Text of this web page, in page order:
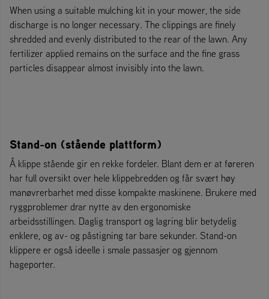
When using a suitable mulching kit in your mower, the side
discharge is no longer necessary. The clippings are finely
shredded and evenly distributed to the rear of the lawn. Any
fertilizer applied remains on the surface and the fine grass
particles disappear almost invisibly into the lawn.
Stand-on (stående plattform)
Å klippe stående gir en rekke fordeler. Blant dem er at føreren
har full oversikt over hele klippebredden og får svært høy
manøvrerbarhet med disse kompakte maskinene. Brukere med
ryggproblemer drar nytte av den ergonomiske
arbeidsstillingen. Daglig transport og lagring blir betydelig
enklere, og av- og påstigning tar bare sekunder. Stand-on
klippere er også ideelle i smale passasjer og gjennom
hageporter.